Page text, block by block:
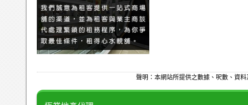
聲明：本網站所提供之數據、呎數、資